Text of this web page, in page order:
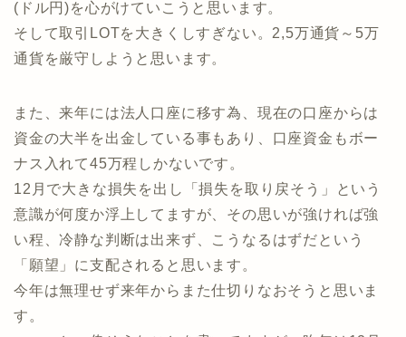
(ドル円)を心がけていこうと思います。
そして取引LOTを大きくしすぎない。2,5万通貨～5万
通貨を厳守しようと思います。
また、来年には法人口座に移す為、現在の口座からは
資金の大半を出金している事もあり、口座資金もボー
ナス入れて45万程しかないです。
12月で大きな損失を出し「損失を取り戻そう」という
意識が何度か浮上してますが、その思いが強ければ強
い程、冷静な判断は出来ず、こうなるはずだという
「願望」に支配されると思います。
今年は無理せず来年からまた仕切りなおそうと思いま
す。